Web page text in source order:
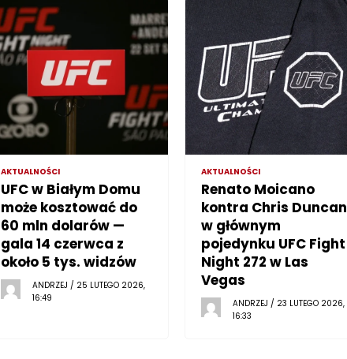
AKTUALNOŚCI
UFC w Białym Domu
może kosztować do
60 mln dolarów —
gala 14 czerwca z
około 5 tys. widzów
ANDRZEJ / 25 LUTEGO 2026,
16:49
AKTUALNOŚCI
Renato Moicano
kontra Chris Duncan
w głównym
pojedynku UFC Fight
Night 272 w Las
Vegas
ANDRZEJ / 23 LUTEGO 2026,
16:33